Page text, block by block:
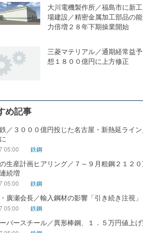
大川電機製作所／福島市に新工
場建設／精密金属加工部品の能
力倍増２８年下期操業開始
三菱マテリアル／通期経常益予
想１８００億円に上方修正
め記事
／３０００億円投じた名古屋・新熱延ライ
05:00 鉄鋼
生産計画ヒアリング／７～９月粗鋼２１２
続増
05:00 鉄鋼
廣瀬会長／輸入鋼材の影響「引き続き注視」
05:00 鉄鋼
バースチール／異形棒鋼、１．５万円値上